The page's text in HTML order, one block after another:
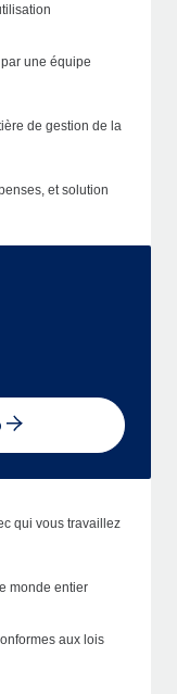
une équipe
de gestion de la
et solution
qui vous travaillez
monde entier
aux lois